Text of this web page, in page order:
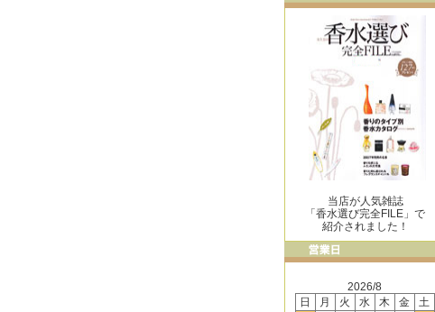
当店が人気雑誌
「香水選び完全FILE」で
紹介されました！
2026/8
日
月 火 水 木 金
土